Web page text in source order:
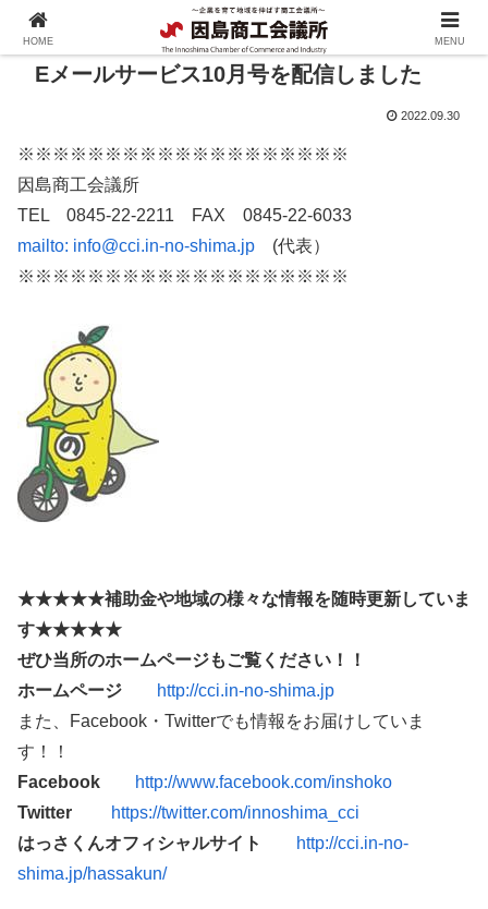
Eメールサービス10月号を配信しました
2022.09.30
※※※※※※※※※※※※※※※※※※※
因島商工会議所
TEL 0845-22-2211 FAX 0845-22-6033
mailto: info@cci.in-no-shima.jp (代表）
※※※※※※※※※※※※※※※※※※※
★★★★★補助金や地域の様々な情報を随時更新していま
す★★★★★
ぜひ当所のホームページもご覧ください！！
ホームページ
http://cci.in-no-shima.jp
また、Facebook・Twitterでも情報をお届けしていま
す！！
Facebook
http://www.facebook.com/inshoko
Twitter
https://twitter.com/innoshima_cci
はっさくんオフィシャルサイト
http://cci.in-no-
shima.jp/hassakun/
HOME MENU